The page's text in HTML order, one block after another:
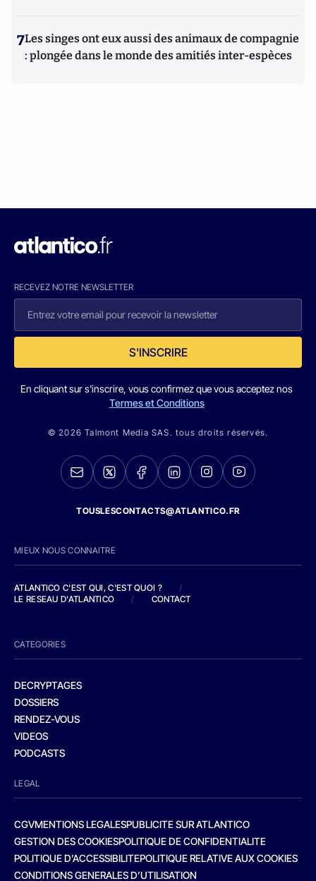
7Les singes ont eux aussi des animaux de compagnie
: plongée dans le monde des amitiés inter-espèces
RECEVEZ NOTRE NEWSLETTER
S'INSCRIRE
En cliquant sur s'inscrire, vous confirmez que vous acceptez nos
Termes et Conditions
© 2026 Talmont Media SAS. tous droits réservés.
TOUSLESCONTACTS@ATLANTICO.FR
MIEUX NOUS CONNAITRE
ATLANTICO C'EST QUI, C'EST QUOI ?
/
LE RESEAU D'ATLANTICO
/ CONTACT
CATEGORIES
DECRYPTAGES
DOSSIERS
RENDEZ-VOUS
VIDEOS
PODCASTS
LEGAL
CGVMENTIONS LEGALESPUBLICITE SUR ATLANTICO
GESTION DES COOKIESPOLITIQUE DE CONFIDENTIALITE
POLITIQUE D’ACCESSIBILITEPOLITIQUE RELATIVE AUX COOKIES
CONDITIONS GENERALES D’UTILISATION